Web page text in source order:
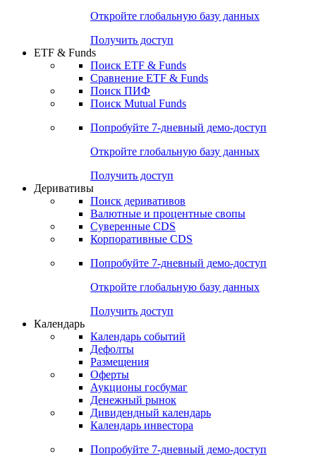
Откройте глобальную базу данных
Получить доступ
ETF & Funds
Поиск ETF & Funds
Сравнение ETF & Funds
Поиск ПИФ
Поиск Mutual Funds
Попробуйте 7-дневный демо-доступ
Откройте глобальную базу данных
Получить доступ
Деривативы
Поиск деривативов
Валютные и процентные свопы
Суверенные CDS
Корпоративные CDS
Попробуйте 7-дневный демо-доступ
Откройте глобальную базу данных
Получить доступ
Календарь
Календарь событий
Дефолты
Размещения
Оферты
Аукционы госбумаг
Денежный рынок
Дивидендный календарь
Календарь инвестора
Попробуйте 7-дневный демо-доступ